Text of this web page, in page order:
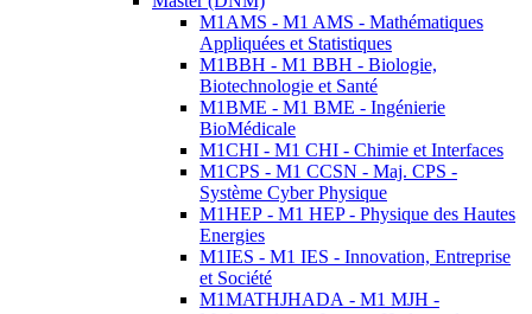
M1AMS - M1 AMS - Mathématiques
Appliquées et Statistiques
M1BBH - M1 BBH - Biologie,
Biotechnologie et Santé
M1BME - M1 BME - Ingénierie
BioMédicale
M1CHI - M1 CHI - Chimie et Interfaces
M1CPS - M1 CCSN - Maj. CPS -
Système Cyber Physique
M1HEP - M1 HEP - Physique des Hautes
Energies
M1IES - M1 IES - Innovation, Entreprise
et Société
M1MATHJHADA - M1 MJH -